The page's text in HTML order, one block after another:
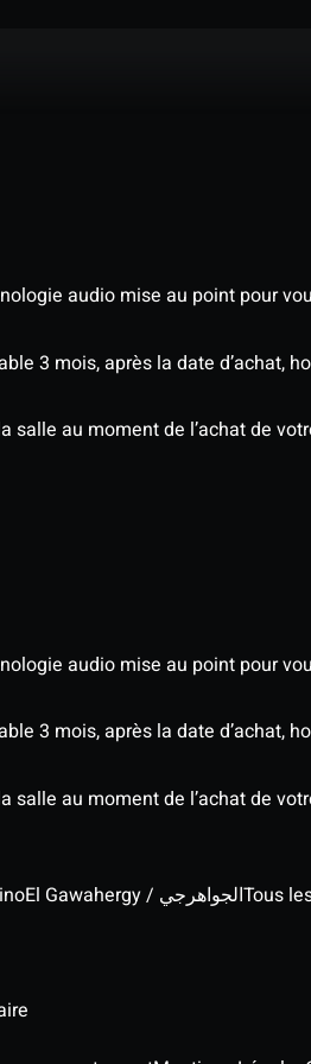
audio mise au point pour
3 mois, après la date d’achat,
au moment de l’achat de
audio mise au point pour
3 mois, après la date d’achat,
au moment de l’achat de
El Gawahergy / الجواهرجيTous